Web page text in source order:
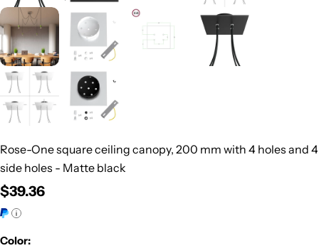
Rose-One square ceiling canopy, 200 mm with 4 holes and 4
side holes - Matte black
Regular
price
$39.36
Color: